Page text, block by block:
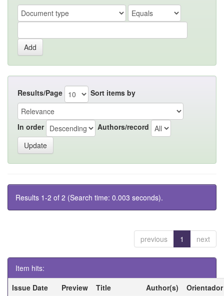
Results/Page Sort items by
In order Authors/record
Results 1-2 of 2 (Search time: 0.003 seconds).
previous 1 next
Item hits:
Issue Date
Preview Title Author(s)
Orientador